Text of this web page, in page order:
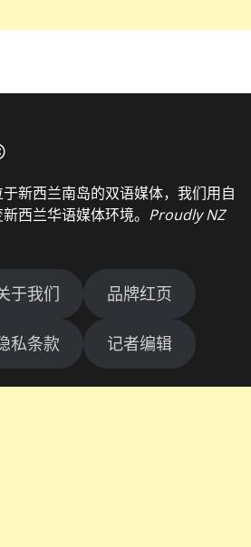
新西兰南岛的双语媒体，我们用自
西兰华语媒体环境。 Proudly NZ
于我们 品牌红页
私条款 记者编辑